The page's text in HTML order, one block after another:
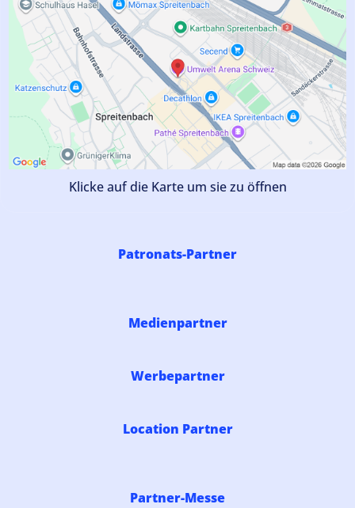
Klicke auf die Karte um sie zu öffnen
Patronats-Partner
Medienpartner
Werbepartner
Location Partner
Partner-Messe